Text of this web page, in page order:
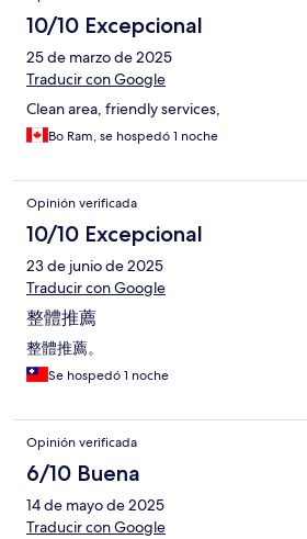
10/10 Excepcional
25 de marzo de 2025
Traducir con Google
Clean area, friendly services,
Bo Ram, se hospedó 1 noche
Opinión verificada
10/10 Excepcional
23 de junio de 2025
Traducir con Google
整體推薦
整體推薦。
Se hospedó 1 noche
Opinión verificada
6/10 Buena
14 de mayo de 2025
Traducir con Google